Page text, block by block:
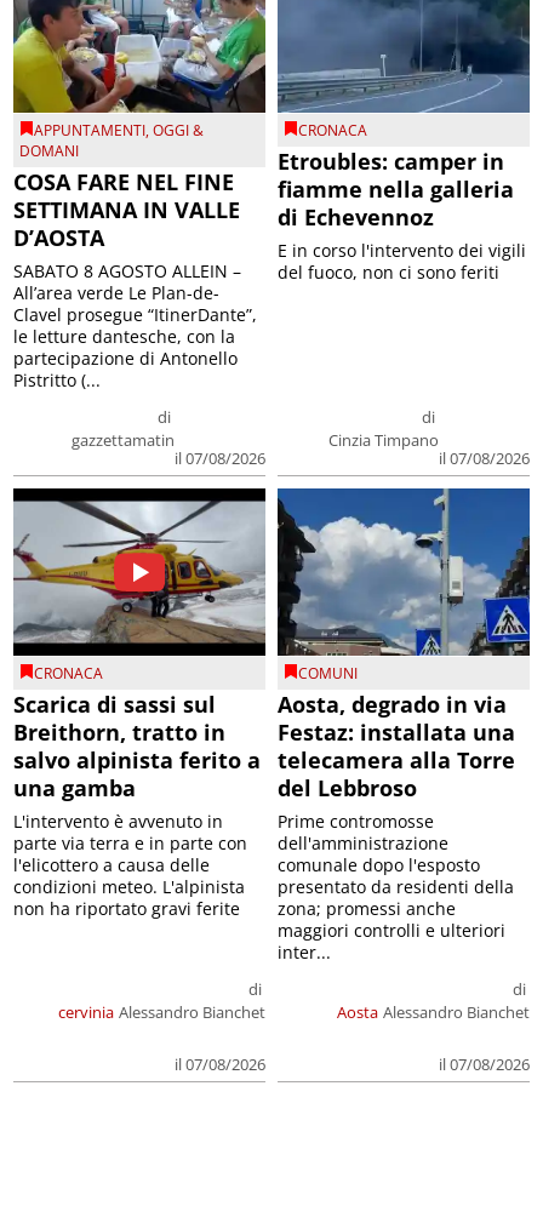
APPUNTAMENTI,OGGI &
DOMANI
COSA FARE NEL FINE
SETTIMANA IN VALLE
D’AOSTA
di
gazzettamatin
il 07/08/2026
SABATO 8 AGOSTO ALLEIN –
All’area verde Le Plan-de-
Clavel prosegue “ItinerDante”,
le letture dantesche, con la
partecipazione di Antonello
Pistritto (...
CRONACA
Etroubles: camper in
fiamme nella galleria
di Echevennoz
di
Cinzia Timpano
il 07/08/2026
E in corso l'intervento dei vigili
del fuoco, non ci sono feriti
CRONACA
Scarica di sassi sul
Breithorn, tratto in
salvo alpinista ferito a
una gamba
cervinia
di
Alessandro Bianchet
il 07/08/2026
L'intervento è avvenuto in
parte via terra e in parte con
l'elicottero a causa delle
condizioni meteo. L'alpinista
non ha riportato gravi ferite
COMUNI
Aosta, degrado in via
Festaz: installata una
telecamera alla Torre
del Lebbroso
Aosta
di
Alessandro Bianchet
il 07/08/2026
Prime contromosse
dell'amministrazione
comunale dopo l'esposto
presentato da residenti della
zona; promessi anche
maggiori controlli e ulteriori
inter...